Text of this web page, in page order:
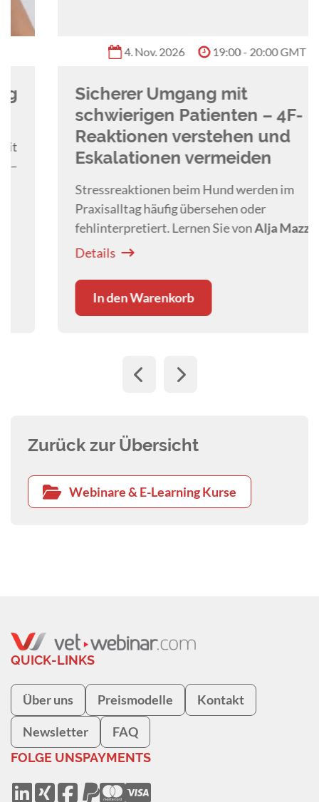
4. Nov. 2026 19:00 - 20:00 GMT
Sicherer Umgang mit
schwierigen Patienten – 4F-
Reaktionen verstehen und
Eskalationen vermeiden
Stressreaktionen beim Hund werden im
Praxisalltag häufig übersehen oder
fehlinterpretiert. Lernen Sie vonAlja Mazzini,
Stresssignale frühzeitig zu erkennen und
In den Warenkorb
Zurück zur Übersicht
Webinare & E-Learning Kurse
QUICK-LINKS
Über uns Preismodelle Kontakt
Newsletter FAQ
FOLGE UNSPAYMENTS